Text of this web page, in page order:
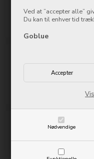
Ved at ”accepter alle”
Du kan til enhver tid
Goblue
Nødvendige